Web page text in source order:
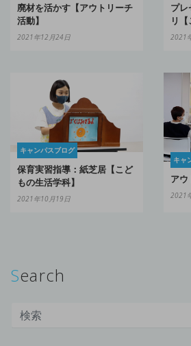
廃材を活かす【アウトリーチ
活動】
2021年12月24日
プ
リ
2021
キャンパスブログ
保育実習指導：紙芝居【こど
もの生活学科】
2021年10月19日
キャ
アウ
2021
Search